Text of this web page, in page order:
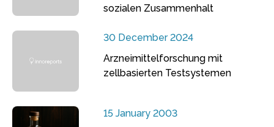
sozialen Zusammenhalt
30 December 2024
Arzneimittelforschung mit
zellbasierten Testsystemen
15 January 2003